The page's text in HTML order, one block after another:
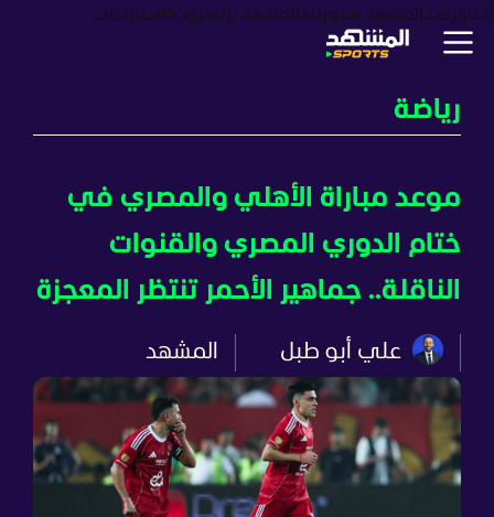
أخبار برامجالمشهد سبورتسالمشهد بزنسبودكاستترندات
رياضة
موعد مباراة الأهلي والمصري في
ختام الدوري المصري والقنوات
الناقلة.. جماهير الأحمر تنتظر المعجزة
علي أبو طبل المشهد